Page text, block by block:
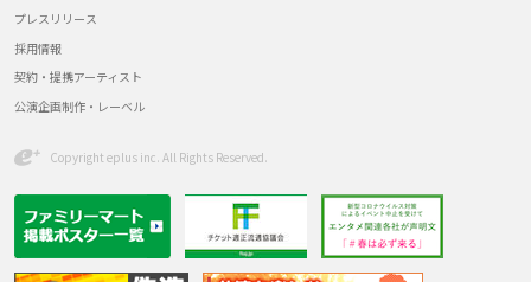
プレスリリース
採用情報
契約・提携アーティスト
公演企画制作・レーベル
Copyright eplus inc. All Rights Reserved.